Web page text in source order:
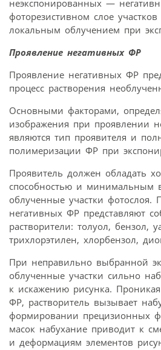
неэкспонированных —
фоторезистивном слое
локальным облучением при
Проявление негативных ФР
Проявление негативных ФР
процесс растворения
Основными факторами,
изображения при проявлении
являются тип проявителя и
полимеризации ФР при
Проявитель должен обладать
способностью и минимальным
облученные участки фотослоя.
негативных ФР представляют
растворители: толуол, бензол,
трихлорэтилен, хлорбензол,
При неправильно выбранной
облученные участки сильно
к искажению рисунка.
ФР, растворитель вызывает
формировании прецизионных
масок набухание приводит к
и деформациям элементов